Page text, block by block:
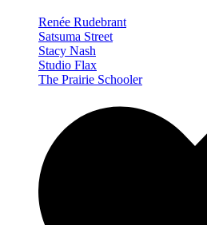
Renée Rudebrant
Satsuma Street
Stacy Nash
Studio Flax
The Prairie Schooler